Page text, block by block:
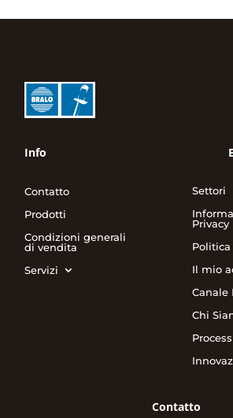
Info
Contatto
Prodotti
Condizioni generali
di vendita
Servizi
Settori
Privacy
Il mio
Canale
Chi
Contatto